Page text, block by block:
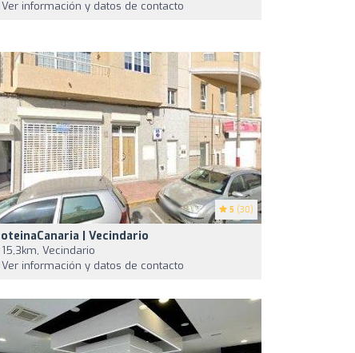
Ver información y datos de contacto
5 (30)
| Vecindario
15,3km, Vecindario
Ver información y datos de contacto